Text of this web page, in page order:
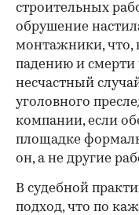
строительных
обрушение
монтажники, что,
падению и смерти
несчастный
уголовного
компании, если
площадке
он, а не другие
В судебной
подход, что по